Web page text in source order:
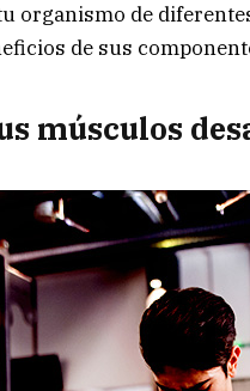
organismo de
de sus
músculos